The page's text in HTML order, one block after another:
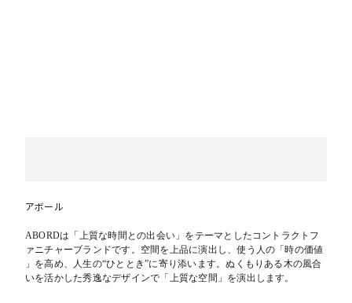
アボール
ABORDは「上質な時間との出会い」をテーマとしたコントラクトフ
ァニチャーブランドです。空間を上品に演出し、使う人の「時の価値
」を高め、人生の“ひととき”に寄り添います。ぬくもりある木の風合
いを活かした秀逸なデザインで「上質な空間」を演出します。